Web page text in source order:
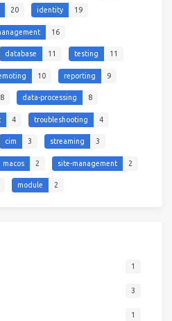
20 identity 19
16
database 11 testing 11
10 reporting 9
8 data-processing 8
4 troubleshooting 4
cim 3 streaming 3
macos 2 site-management 2
module 2
1
3
1